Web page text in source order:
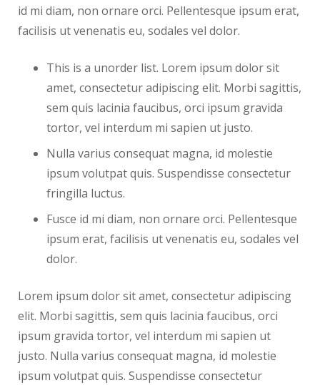
id mi diam, non ornare orci. Pellentesque ipsum erat,
facilisis ut venenatis eu, sodales vel dolor.
This is a unorder list. Lorem ipsum dolor sit
amet, consectetur adipiscing elit. Morbi sagittis,
sem quis lacinia faucibus, orci ipsum gravida
tortor, vel interdum mi sapien ut justo.
Nulla varius consequat magna, id molestie
ipsum volutpat quis. Suspendisse consectetur
fringilla luctus.
Fusce id mi diam, non ornare orci. Pellentesque
ipsum erat, facilisis ut venenatis eu, sodales vel
dolor.
Lorem ipsum dolor sit amet, consectetur adipiscing
elit. Morbi sagittis, sem quis lacinia faucibus, orci
ipsum gravida tortor, vel interdum mi sapien ut
justo. Nulla varius consequat magna, id molestie
ipsum volutpat quis. Suspendisse consectetur